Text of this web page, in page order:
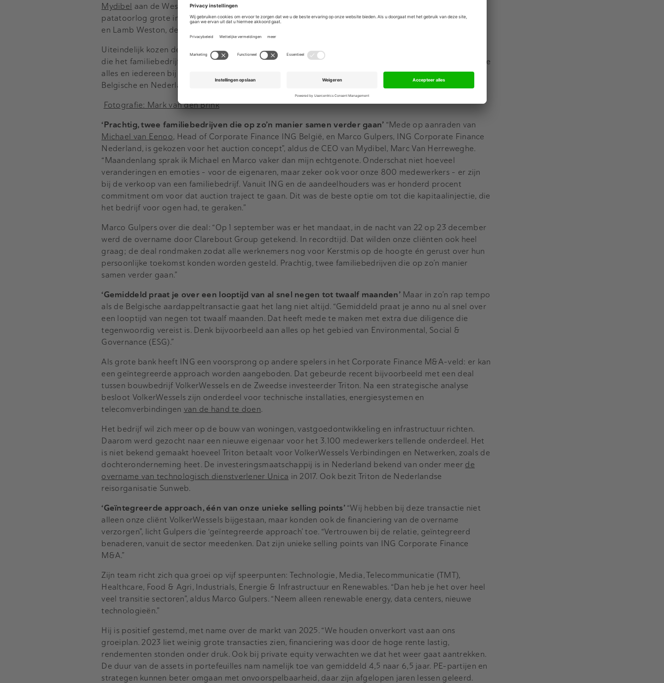
Mydibel aan de West-Vlaamse branchegenoot Clarebout. Waarbij dat laatste concern in een heuse
patatoorlog grote internationale spelers, bijvoorbeeld Noord-Amerikaanse multinationals als McCain
en Lamb Weston, de loef wist af te steken.
Uiteindelijk kozen de aandeelhouders van Mydibel ervoor het overnametraject in te gaan. Om de plek
die het familiebedrijf op het wereldtoneel bezit, ook voor komende jaren zeker te stellen. Vol lof toonde
alles en iedereen bij Mydibel zich over de route die daarvoor werd uitgestippeld door de adviserende
Belgische en Nederlandse Corporate Finance Teams van ING.
Fotografie: Mark van den Brink
‘Prachtig, twee familiebedrijven die op zo’n manier samen verder gaan’ “Mede op aanraden van
Michael van Eenoo, Head of Corporate Finance ING België, en Marco Gulpers, ING Corporate Finance
Nederland, is gekozen voor het auction concept”, aldus de CEO van Mydibel, Marc Van Herreweghe.
“Maandenlang sprak ik Michael en Marco vaker dan mijn echtgenote. Onderschat niet hoeveel
veranderingen en emoties – voor de eigenaren, maar zeker ook voor onze 800 medewerkers – er zijn
bij de verkoop van een familiebedrijf. Vanuit ING en de aandeelhouders was er honderd procent
commitment om voor dat auction traject te gaan. Dit was de beste optie om tot die kapitaalinjectie, die
het bedrijf voor ogen had, te geraken.”
Marco Gulpers over die deal: “Op 1 september was er het mandaat, in de nacht van 22 op 23 december
werd de overname door Clarebout Group getekend. In recordtijd. Dat wilden onze cliënten ook heel
graag; de deal rondmaken zodat alle werknemers nog voor Kerstmis op de hoogte én gerust over hun
persoonlijke toekomst konden worden gesteld. Prachtig, twee familiebedrijven die op zo’n manier
samen verder gaan.”
‘Gemiddeld praat je over een looptijd van al snel negen tot twaalf maanden’Maar in zo’n rap tempo
als de Belgische aardappeltransactie gaat het lang niet altijd. “Gemiddeld praat je anno nu al snel over
een looptijd van negen tot twaalf maanden. Dat heeft mede te maken met extra due diligence die
tegenwoordig vereist is. Denk bijvoorbeeld aan alles op het gebied van Environmental, Social &
Governance (ESG).”
Als grote bank heeft ING een voorsprong op andere spelers in het Corporate Finance M&A-veld: er kan
een geïntegreerde approach worden aangeboden. Dat gebeurde recent bijvoorbeeld met een deal
tussen bouwbedrijf VolkerWessels en de Zweedse investeerder Triton. Na een strategische analyse
besloot VolkerWessels zijn onderdeel voor technische installaties, energiesystemen en
telecomverbindingen van de hand te doen.
Het bedrijf wil zich meer op de bouw van woningen, vastgoedontwikkeling en infrastructuur richten.
Daarom werd gezocht naar een nieuwe eigenaar voor het 3.100 medewerkers tellende onderdeel. Het
is niet bekend gemaakt hoeveel Triton betaalt voor VolkerWessels Verbindingen en Netwerken, zoals de
dochteronderneming heet. De investeringsmaatschappij is in Nederland bekend van onder meer de
overname van technologisch dienstverlener Unica in 2017. Ook bezit Triton de Nederlandse
reisorganisatie Sunweb.
‘Geïntegreerde approach, één van onze unieke selling points’“Wij hebben bij deze transactie niet
alleen onze cliënt VolkerWessels bijgestaan, maar konden ook de financiering van de overname
verzorgen”, licht Gulpers die ‘geïntegreerde approach’ toe. “Vertrouwen bij de relatie, geïntegreerd
benaderen, vanuit de sector meedenken. Dat zijn unieke selling points van ING Corporate Finance
M&A.”
Zijn team richt zich qua groei op vijf speerpunten: Technologie, Media, Telecommunicatie (TMT),
Healthcare, Food & Agri, Industrials, Energie & Infrastructuur en Renewables. “Dan heb je het over heel
veel transitie sectoren”, aldus Marco Gulpers. “Neem alleen renewable energy, data centers, nieuwe
technologieën.”
Hij is positief gestemd, met name over de markt van 2025. “We houden onverkort vast aan ons
groeiplan. 2023 liet weinig grote transacties zien, financiering was door de hoge rente lastig,
rendementen stonden onder druk. Ook bij private equity verwachten we dat het weer gaat aantrekken.
De duur van de assets in portefeuilles nam namelijk toe van gemiddeld 4,5 naar 6,5 jaar. PE-partijen en
strategen kunnen beter omgaan met onvoorspelbaarheid, daar zijn afgelopen jaren lessen geleerd.